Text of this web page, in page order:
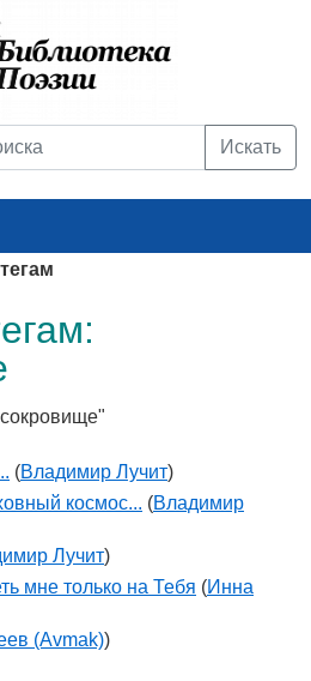
Искать
(Владимир Лучит)
космос... (Владимир
Лучит)
мне только на Тебя (Инна
(Avmak))